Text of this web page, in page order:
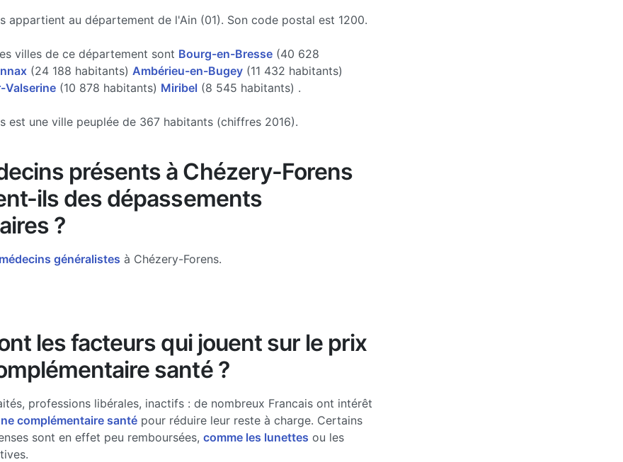
appartient au département de l'Ain (01). Son code postal est 1200.
villes de ce département sont Bourg-en-Bresse(40 628
(24 188 habitants) Ambérieu-en-Bugey(11 432 habitants)
Valserine(10 878 habitants) Miribel (8 545 habitants) .
est une ville peuplée de 367 habitants (chiffres 2016).
présents à Chézery-Forens
ils des dépassements
?
médecins généralistes à Chézery-Forens.
les facteurs qui jouent sur le prix
santé ?
professions libérales, inactifs : de nombreux Francais ont intérêt
complémentaire santépour réduire leur reste à charge. Certains
sont en effet peu remboursées, comme les lunettes ou les